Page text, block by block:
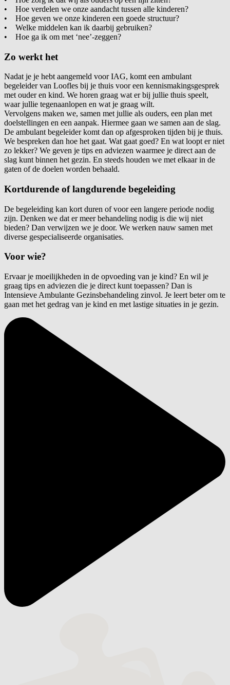
• Hoe verdelen we onze aandacht tussen alle kinderen?
• Hoe geven we onze kinderen een goede structuur?
• Welke middelen kan ik daarbij gebruiken?
• Hoe ga ik om met ‘nee’-zeggen?
Zo werkt het
Nadat je je hebt aangemeld voor IAG, komt een ambulant
begeleider van Loofles bij je thuis voor een kennismakingsgesprek
met ouder en kind. We horen graag wat er bij jullie thuis speelt,
waar jullie tegenaanlopen en wat je graag wilt.
Vervolgens maken we, samen met jullie als ouders, een plan met
doelstellingen en een aanpak. Hiermee gaan we samen aan de slag.
De ambulant begeleider komt dan op afgesproken tijden bij je thuis.
We bespreken dan hoe het gaat. Wat gaat goed? En wat loopt er niet
zo lekker? We geven je tips en adviezen waarmee je direct aan de
slag kunt binnen het gezin. En steeds houden we met elkaar in de
gaten of de doelen worden behaald.
Kortdurende of langdurende begeleiding
De begeleiding kan kort duren of voor een langere periode nodig
zijn. Denken we dat er meer behandeling nodig is die wij niet
bieden? Dan verwijzen we je door. We werken nauw samen met
diverse gespecialiseerde organisaties.
Voor wie?
Ervaar je moeilijkheden in de opvoeding van je kind? En wil je
graag tips en adviezen die je direct kunt toepassen? Dan is
Intensieve Ambulante Gezinsbehandeling zinvol. Je leert beter om te
gaan met het gedrag van je kind en met lastige situaties in je gezin.